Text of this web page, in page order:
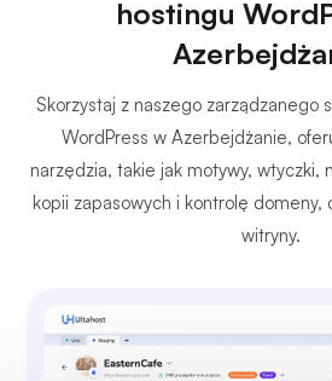
hostingu
Skorzystaj z naszego zarządzanego
WordPress w Azerbejdżanie,
narzędzia, takie jak motywy, wtyczki,
kopii zapasowych i kontrolę domeny,
witryny.